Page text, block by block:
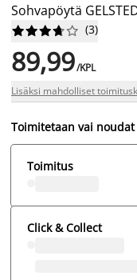
Sohvapöytä





 (3)
89,99/KPL
Lisäksi mahdolliset
Toimitetaan vai noudat
Toimitus
Click & Collect